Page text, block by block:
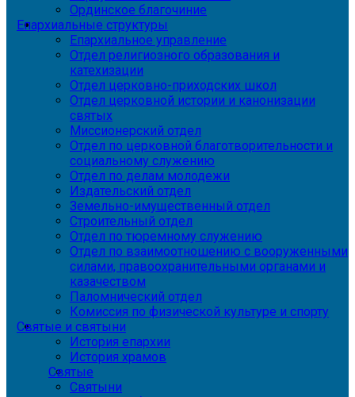
Ординское благочиние
Епархиальные структуры
Епархиальное управление
Отдел религиозного образования и
катехизации
Отдел церковно-приходских школ
Отдел церковной истории и канонизации
святых
Миссионерский отдел
Отдел по церковной благотворительности и
социальному служению
Отдел по делам молодежи
Издательский отдел
Земельно-имущественный отдел
Строительный отдел
Отдел по тюремному служению
Отдел по взаимоотношению с вооруженными
силами, правоохранительными органами и
казачеством
Паломнический отдел
Комиссия по физической культуре и спорту
Святые и святыни
История епархии
История храмов
Святые
Святыни